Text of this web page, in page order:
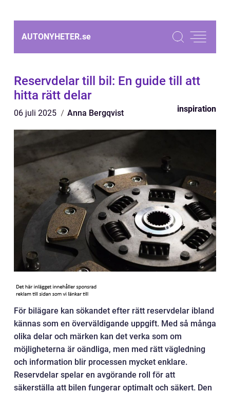
AUTONYHETER.se
Reservdelar till bil: En guide till att
hitta rätt delar
06 juli 2025 Anna Bergqvist inspiration
För bilägare kan sökandet efter rätt reservdelar ibland
kännas som en överväldigande uppgift. Med så många
olika delar och märken kan det verka som om
möjligheterna är oändliga, men med rätt vägledning
och information blir processen mycket enklare.
Reservdelar spelar en avgörande roll för att
säkerställa att bilen fungerar optimalt och säkert. Den